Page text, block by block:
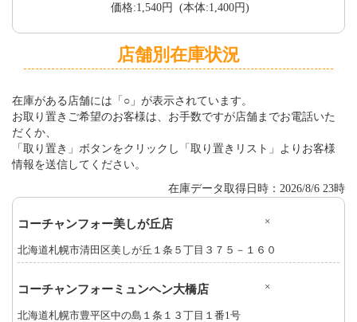
価格:1,540円 (本体:1,400円)
店舗別在庫状況
在庫がある店舗には「○」が表示されています。
お取り置きご希望のお客様は、お手数ですが店舗までお電話いた
だくか、
「取り置き」ボタンをクリックし「取り置きリスト」よりお客様
情報を送信してください。
在庫データ取得日時：2026/8/6 23時
コーチャンフォー美しが丘店 ×
北海道札幌市清田区美しが丘１条５丁目３７５－１６０
コーチャンフォーミュンヘン大橋店 ×
北海道札幌市豊平区中の島１条１３丁目１番1号